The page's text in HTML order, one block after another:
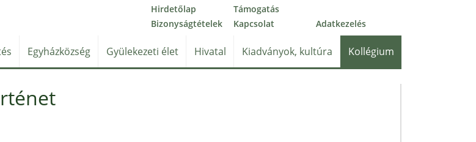
Hirdetőlap
Támogatás
Bizonyságtételek
Kapcsolat Adatkezelés
Egyházközség Gyülekezeti élet Hivatal Kiadványok, kultúra Kollégium